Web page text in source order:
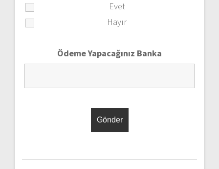
Evet
Hayır
Ödeme Yapacağınız Banka